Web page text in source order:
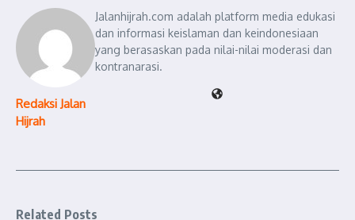
Redaksi Jalan
Hijrah
Jalanhijrah.com adalah platform media edukasi
dan informasi keislaman dan keindonesiaan
yang berasaskan pada nilai-nilai moderasi dan
kontranarasi.
Related Posts